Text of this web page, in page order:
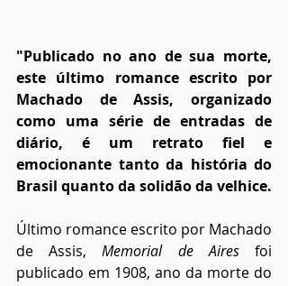
"Publicado no ano de sua morte,
este último romance escrito por
Machado de Assis, organizado
como uma série de entradas de
diário, é um retrato fiel e
emocionante tanto da história do
Brasil quanto da solidão da velhice.
Último romance escrito por Machado
de Assis, Memorial de Aires foi
publicado em 1908, ano da morte do